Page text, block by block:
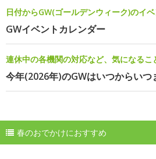
日付からGW(ゴールデンウィーク)のイ
GWイベントカレンダー
連休中の各機関の対応など、気になるこ
今年(2026年)のGWはいつからいつ
春のおでかけにおすすめ